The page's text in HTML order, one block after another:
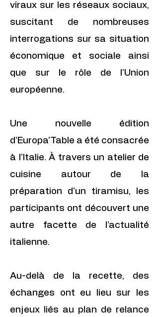
viraux sur les réseaux sociaux,
suscitant de nombreuses
interrogations sur sa situation
économique et sociale ainsi
que sur le rôle de l’Union
européenne.
Une nouvelle édition
d’Europa’Table a été consacrée
à l’Italie. À travers un atelier de
cuisine autour de la
préparation d’un tiramisu, les
participants ont découvert une
autre facette de l’actualité
italienne.
Au-delà de la recette, des
échanges ont eu lieu sur les
enjeux liés au plan de relance